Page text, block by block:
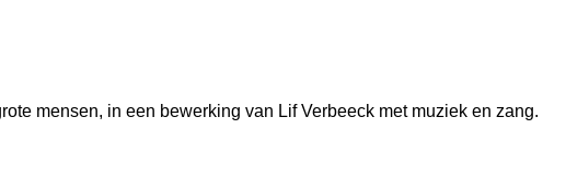
mensen, in een bewerking van Lif Verbeeck met muziek en zang.